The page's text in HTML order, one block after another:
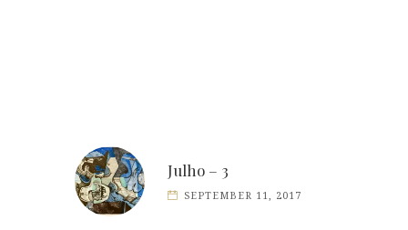
Julho – 3
SEPTEMBER 11, 2017